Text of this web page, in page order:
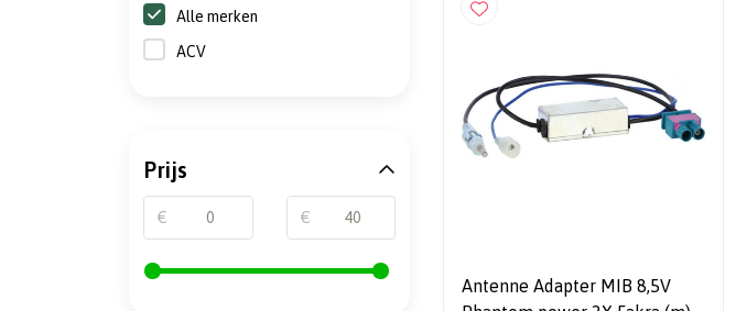
Antenne Adapter MIB 8,5V
Alle merken
ACV
Prijs
€ €